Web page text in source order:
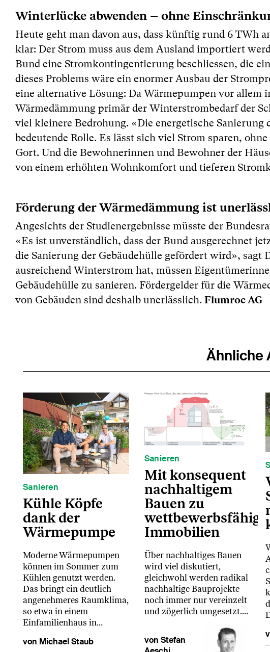
Winterlücke abwenden – ohne
Heute geht man davon aus, dass künftig rund 6 TWh
klar: Der Strom muss aus dem Ausland importiert
Bund eine Stromkontingentierung beschliessen, die
dieses Problems wäre ein enormer Ausbau der
eine alternative Lösung: Da Wärmepumpen vor
Wärmedämmung primär der Winterstrombedarf der
viel kleinere Bedrohung. «Die energetische Sanierung
bedeutende Rolle. Es lässt sich viel Strom sparen,
Gort. Und die Bewohnerinnen und Bewohner der
von einem erhöhten Wohnkomfort und tieferen
Förderung der Wärmedämmung ist
Angesichts der Studienergebnisse müsste der
«Es ist unverständlich, dass der Bund ausgerechnet
die Sanierung der Gebäudehülle gefördert wird»,
ausreichend Winterstrom hat, müssen
Gebäudehülle zu sanieren. Fördergelder für die
von Gebäuden sind deshalb unerlässlich. Flumroc AG
Ähnliche
Sanieren
Kühle Köpfe
dank der
Wärmepumpe
Moderne Wärmepumpen
können im Sommer zum
Kühlen genutzt werden.
Das bringt ein deutlich
angenehmeres Raumklima,
so etwa in einem
Einfamilienhaus in…
von Michael Staub
Sanieren
Mit konsequent
nachhaltigem
Bauen zu
Immobilien
Über nachhaltiges Bauen
wird viel diskutiert,
gleichwohl werden radikal
nachhaltige Bauprojekte
noch immer nur vereinzelt
und zögerlich umgesetzt.…
von Stefan